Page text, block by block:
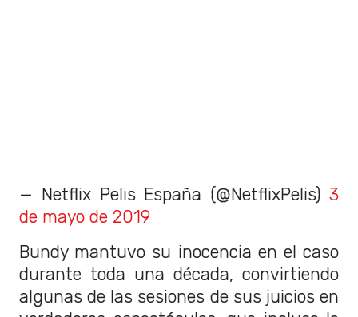
— Netflix Pelis España (@NetflixPelis) 3
de mayo de 2019
Bundy mantuvo su inocencia en el caso
durante toda una década, convirtiendo
algunas de las sesiones de sus juicios en